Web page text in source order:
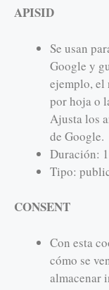
APISID
Se usan
Google y
ejemplo, el
por hoja o
Ajusta los
de Google.
Duración:
Tipo:
CONSENT
Con esta
cómo se
almacenar